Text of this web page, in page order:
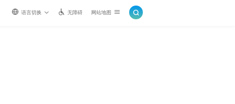
语言切换 无障碍 网站地图